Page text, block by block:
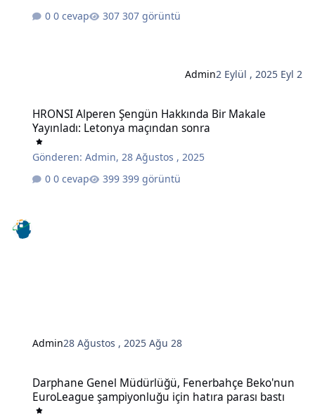
0 cevap 307 görüntü
Admin2 Eylül , 2025 Eyl 2
HRONSI Alperen Şengün Hakkında Bir Makale
Yayınladı: Letonya maçından sonra
Gönderen:Admin, 28 Ağustos , 2025
0 cevap
399 görüntü
Admin28 Ağustos , 2025Ağu 28
Darphane Genel Müdürlüğü, Fenerbahçe Beko'nun
EuroLeague şampiyonluğu için hatıra parası bastı